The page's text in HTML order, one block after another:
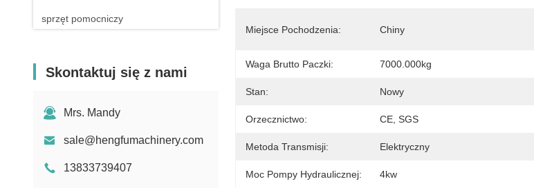
sprzęt pomocniczy
Skontaktuj się z nami
Mrs. Mandy
sale@hengfumachinery.com
13833739407
Miejsce Pochodzenia: Chiny
Waga Brutto Paczki: 7000.000kg
Stan: Nowy
Orzecznictwo: CE, SGS
Metoda Transmisji: Elektryczny
Moc Pompy Hydraulicznej: 4kw